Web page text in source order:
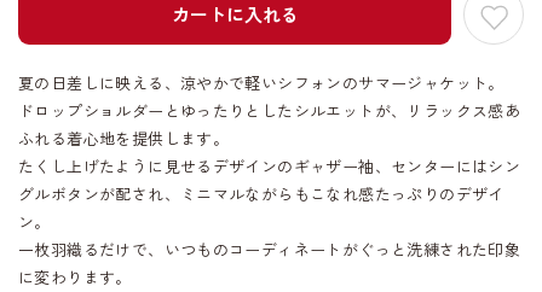
カートに入れる
夏の日差しに映える、涼やかで軽いシフォンのサマージャケット。
ドロップショルダーとゆったりとしたシルエットが、リラックス感あ
ふれる着心地を提供します。
たくし上げたように見せるデザインのギャザー袖、センターにはシン
グルボタンが配され、ミニマルながらもこなれ感たっぷりのデザイ
ン。
一枚羽織るだけで、いつものコーディネートがぐっと洗練された印象
に変わります。